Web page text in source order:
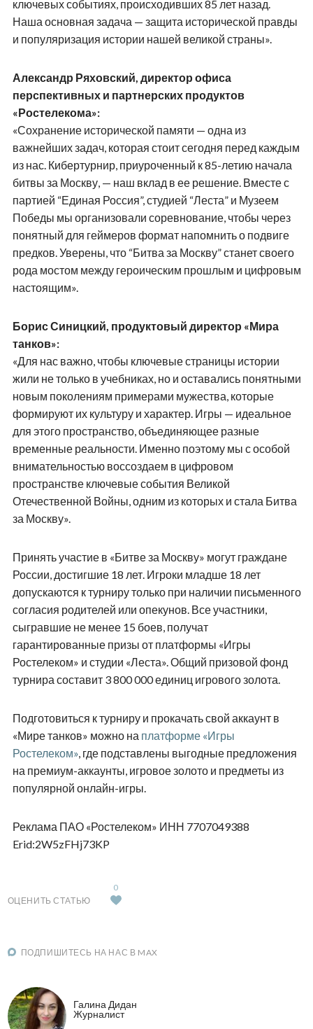
ключевых событиях, происходивших 85 лет назад.
Наша основная задача — защита исторической правды
и популяризация истории нашей великой страны».
Александр Ряховский, директор офиса
перспективных и партнерских продуктов
«Ростелекома»:
«Сохранение исторической памяти — одна из
важнейших задач, которая стоит сегодня перед каждым
из нас. Кибертурнир, приуроченный к 85-летию начала
битвы за Москву, — наш вклад в ее решение. Вместе с
партией “Единая Россия”, студией “Леста” и Музеем
Победы мы организовали соревнование, чтобы через
понятный для геймеров формат напомнить о подвиге
предков. Уверены, что “Битва за Москву” станет своего
рода мостом между героическим прошлым и цифровым
настоящим».
Борис Синицкий, продуктовый директор «Мира
танков»:
«Для нас важно, чтобы ключевые страницы истории
жили не только в учебниках, но и оставались понятными
новым поколениям примерами мужества, которые
формируют их культуру и характер. Игры — идеальное
для этого пространство, объединяющее разные
временные реальности. Именно поэтому мы с особой
внимательностью воссоздаем в цифровом
пространстве ключевые события Великой
Отечественной Войны, одним из которых и стала Битва
за Москву».
Принять участие в «Битве за Москву» могут граждане
России, достигшие 18 лет. Игроки младше 18 лет
допускаются к турниру только при наличии письменного
согласия родителей или опекунов. Все участники,
сыгравшие не менее 15 боев, получат
гарантированные призы от платформы «Игры
Ростелеком» и студии «Леста». Общий призовой фонд
турнира составит 3 800 000 единиц игрового золота.
Подготовиться к турниру и прокачать свой аккаунт в
«Мире танков» можно на платформе «Игры
Ростелеком», где подставлены выгодные предложения
на премиум-аккаунты, игровое золото и предметы из
популярной онлайн-игры.
Реклама ПАО «Ростелеком» ИНН 7707049388
Erid:2W5zFHj73KP
ОЦЕНИТЬ СТАТЬЮ
0
ПОДПИШИТЕСЬ НА НАС В MAX
Галина Дидан
Журналист